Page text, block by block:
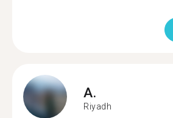
A.
Riyadh